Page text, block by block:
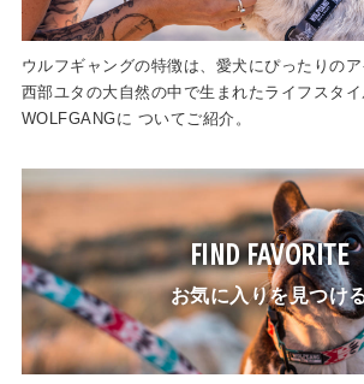
ウルフギャングの特徴は、愛犬にぴったりの
西部ユタの大自然の中で生まれたライフスタ
WOLFGANGに ついてご紹介。
FIND FAVORITE
お気に入りを見つけ